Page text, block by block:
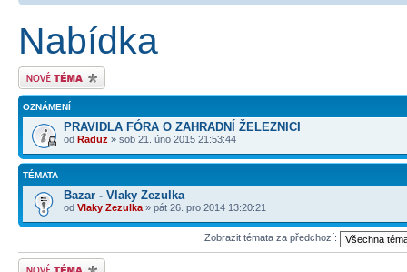
Nabídka
Odeslat nové téma
OZNÁMENÍ
PRAVIDLA FÓRA O ZAHRADNÍ ŽELEZNICI
od Raduz » sob 21. úno 2015 21:53:44
TÉMATA
Bazar - Vlaky Zezulka
od Vlaky Zezulka » pát 26. pro 2014 13:20:21
Zobrazit témata za předchozí:
Odeslat nové téma